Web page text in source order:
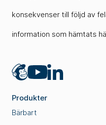
konsekvenser till följd av
information som hämtats
Mailchimp
YouTubeLinkedIn
Produkter
Bärbart